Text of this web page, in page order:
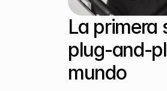
La primera
plug-and-